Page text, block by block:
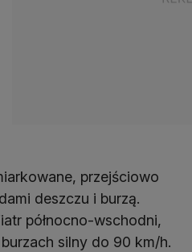
przejściowo
deszczu i burzą.
północno-wschodni,
silny do 90 km/h.